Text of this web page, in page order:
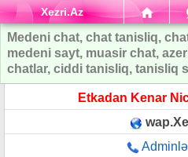
Xezri.Az
Medeni chat, chat tanisliq,
medeni sayt, muasir chat,
chatlar, ciddi tanisliq, tanisliq
Etkadan Kenar